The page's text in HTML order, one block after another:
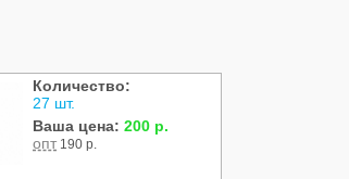
Количество:
27 шт.
Ваша цена: 200 р.
опт 190 р.